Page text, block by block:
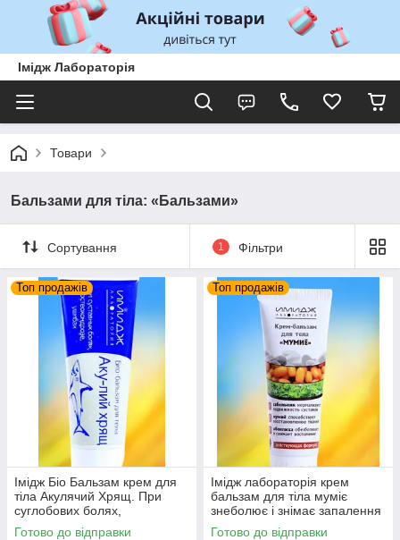
Імідж Лабораторія
Товари
Бальзами для тіла: «Бальзами»
Сортування 1 Фільтри
Топ продажів
Імідж Біо Бальзам крем для
тіла Акулячий Хрящ. При
суглобових болях,
остеохондрозі ударах.
Готово до відправки
Топ продажів
Імідж лабораторія крем
бальзам для тіла муміє
знеболює і знімає запалення
Готово до відправки